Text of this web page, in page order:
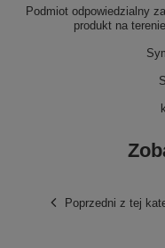
Podmiot odpowiedzialny
produkt na
Poprzedni z tej